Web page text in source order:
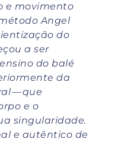
e movimento
Angel
do
a ser
do balé
da
— que
e o
singularidade.
e autêntico de